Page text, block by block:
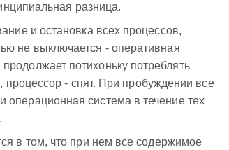
разница.
и остановка всех процессов,
не выключается - оперативная
потихоньку потреблять
процессор - спят. При пробуждении все
система в течение тех
в том, что при нем все содержимое